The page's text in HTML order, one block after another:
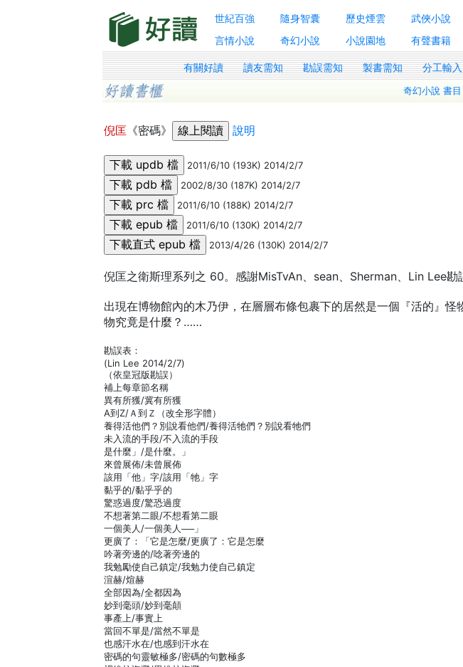
世紀百強 隨身智囊 歷史煙雲 武俠小說
言情小說
奇幻小說 小說園地 有聲書籍
有關好讀 讀友需知 勘誤需知 製書需知 分工輸入
奇幻小說 書目
倪匡 《密碼》 說明
2011/6/10 (193K) 2014/2/7
2002/8/30 (187K) 2014/2/7
2011/6/10 (188K) 2014/2/7
2011/6/10 (130K) 2014/2/7
2013/4/26 (130K) 2014/2/7
倪匡之衛斯理系列之 60。感謝MisTvAn、sean、Sherman、Lin Lee勘
出現在博物館內的木乃伊，在層層布條包裹下的居然是一個『活的』
物究竟是什麼？……
勘誤表：
(Lin Lee 2014/2/7)
（依皇冠版勘誤）
補上每章節名稱
異有所獲/冀有所獲
A到Z/Ａ到Ｚ（改全形字體）
養得活他們？別說看他們/養得活牠們？別說看牠們
未入流的手段/不入流的手段
是什麼」/是什麼。」
來曾展佈/未曾展佈
該用「他」字/該用「牠」字
黏乎的/黏乎乎的
驚惑過度/驚恐過度
不想著第二眼/不想看第二眼
一個美人/一個美人──」
更廣了：「它是怎麼/更廣了：它是怎麼
吟著旁邊的/唸著旁邊的
我勉勵使自己鎮定/我勉力使自己鎮定
渲赫/煊赫
全部因為/全都因為
妙到毫頭/妙到毫顛
事產上/事實上
當回不單是/當然不單是
也感汗水在/也感到汗水在
密碼的句靈敏極多/密碼的句數極多